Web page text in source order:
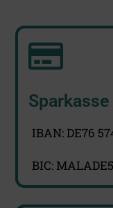
Sparkasse
IBAN: DE76
BIC: